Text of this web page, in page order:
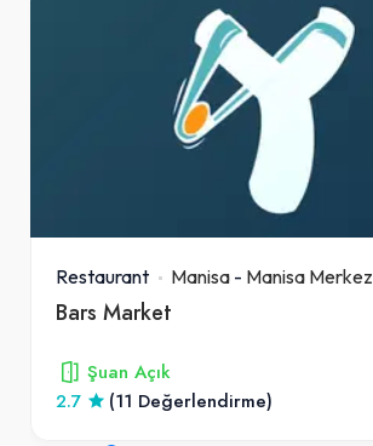
Restaurant Manisa - Manisa Merkez
Bars Market
Şuan Açık
2.7
(11 Değerlendirme)